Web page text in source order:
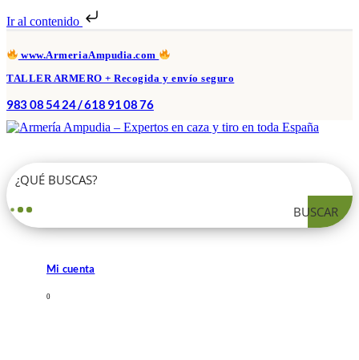
Ir al contenido
www.ArmeriaAmpudia.com
TALLER ARMERO + Recogida y envío seguro
983 08 54 24 / 618 91 08 76
BUSCAR
Mi cuenta
0